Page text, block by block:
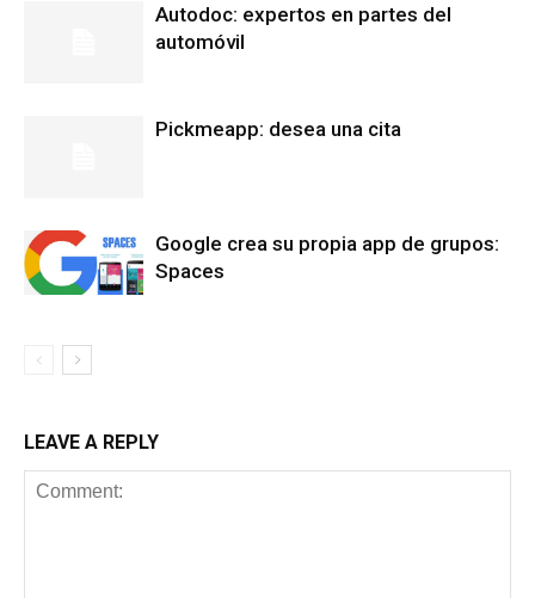
Autodoc: expertos en partes del
automóvil
Pickmeapp: desea una cita
Google crea su propia app de grupos:
Spaces
LEAVE A REPLY